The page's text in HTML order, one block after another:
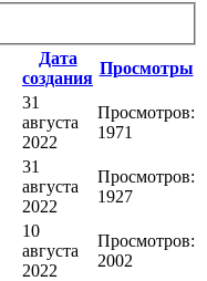
Дата
создания
Просмотры
31
августа
2022
Просмотров:
1971
31
августа
2022
Просмотров:
1927
10
августа
2022
Просмотров:
2002